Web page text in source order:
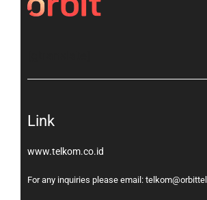
Link
www.telkom.co.id
For any inquiries please email: